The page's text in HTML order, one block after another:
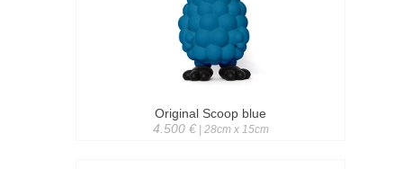
Original Scoop blue
4.500 €| 28cm x 15cm